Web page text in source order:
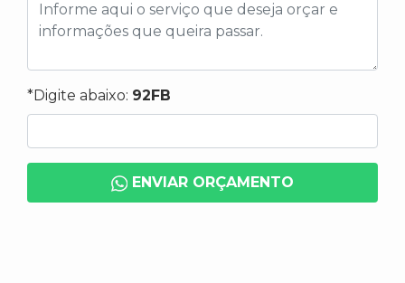
*Digite abaixo: 92FB
ENVIAR ORÇAMENTO